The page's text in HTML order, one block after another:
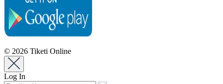
© 2026 Tiketi Online
Log In